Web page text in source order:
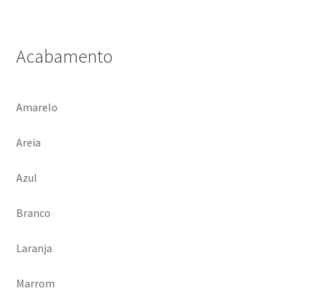
Acabamento
Amarelo
Areia
Azul
Branco
Laranja
Marrom